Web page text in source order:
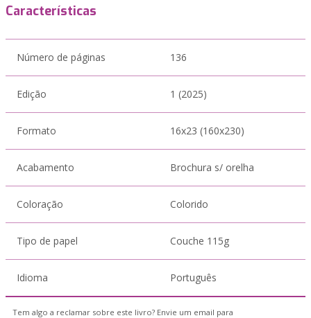
Características
Número de páginas 136
Edição 1 (2025)
Formato 16x23 (160x230)
Acabamento Brochura s/ orelha
Coloração Colorido
Tipo de papel Couche 115g
Idioma Português
Tem algo a reclamar sobre este livro? Envie um email para